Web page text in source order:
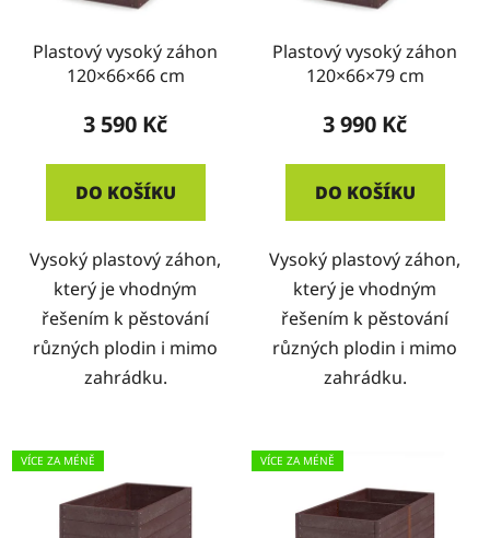
Plastový vysoký záhon
120×66×66 cm
3 590 Kč
DO KOŠÍKU
Vysoký plastový záhon,
který je vhodným
řešením k pěstování
různých plodin i mimo
zahrádku.
Plastový vysoký záhon
120×66×79 cm
3 990 Kč
DO KOŠÍKU
Vysoký plastový záhon,
který je vhodným
řešením k pěstování
různých plodin i mimo
zahrádku.
VÍCE ZA MÉNĚ VÍCE ZA MÉNĚ